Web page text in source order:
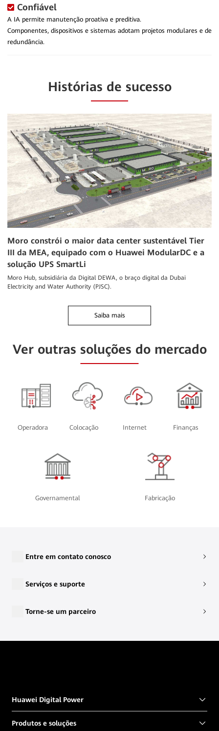
Confiável
A IA permite manutenção proativa e preditiva.
Componentes, dispositivos e sistemas adotam projetos modulares e de
redundância.
Histórias de sucesso
Moro constrói o maior data center sustentável Tier
III da MEA, equipado com o Huawei ModularDC e a
solução UPS SmartLi
Moro Hub, subsidiária da Digital DEWA, o braço digital da Dubai
Electricity and Water Authority (PJSC).
Saiba mais
Ver outras soluções do mercado
Operadora Colocação Internet Finanças
Governamental Fabricação
Entre em contato conosco
Serviços e suporte
Torne-se um parceiro
Huawei Digital Power
Produtos e soluções